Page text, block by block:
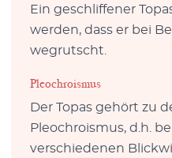
Ein geschliffener
werden, dass er bei
wegrutscht.
Pleochroismus
Der Topas gehört zu
Pleochroismus, d.h.
verschiedenen